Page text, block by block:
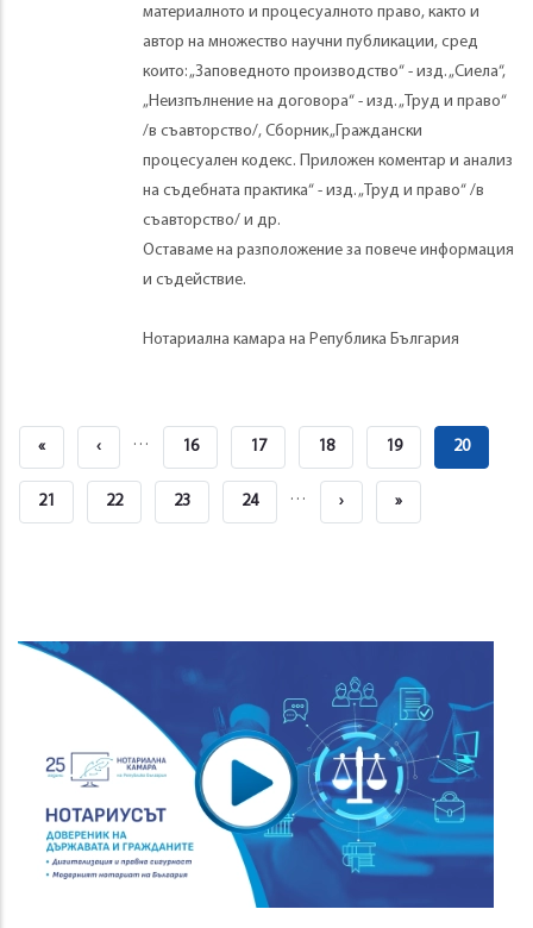
материалното и процесуалното право, както и
автор на множество научни публикации, сред
които: „Заповедното производство“ - изд. „Сиела“,
„Неизпълнение на договора“ - изд. „Труд и право“
/в съавторство/, Сборник „Граждански
процесуален кодекс. Приложен коментар и анализ
на съдебната практика“ - изд. „Труд и право“ /в
съавторство/ и др.
Оставаме на разположение за повече информация
и съдействие.
Нотариална камара на Република България
First
Page
« Previous
Page
‹ … Page
16 Page
17 Page
18 Page
19 Page
20
Page
21 Page
22 Page
23 Page
24 … Next
› Last
»